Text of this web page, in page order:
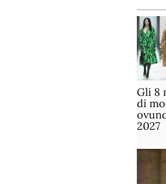
Gli 8
di
2027